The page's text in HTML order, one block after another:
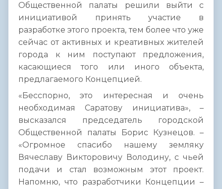
Общественной палаты решили выйти с
инициативой принять участие в
разработке этого проекта, тем более что уже
сейчас от активных и креативных жителей
города к ним поступают предложения,
касающиеся того или иного объекта,
предлагаемого Концепцией.
«Бесспорно, это интересная и очень
необходимая Саратову инициатива», –
высказался председатель городской
Общественной палаты Борис Кузнецов. –
«Огромное спасибо нашему земляку
Вячеславу Викторовичу Володину, с чьей
подачи и стал возможным этот проект.
Напомню, что разработчики Концепции –